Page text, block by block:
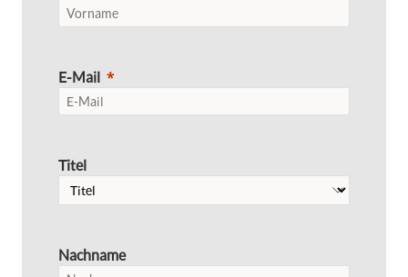
E-Mail
Titel
Nachname